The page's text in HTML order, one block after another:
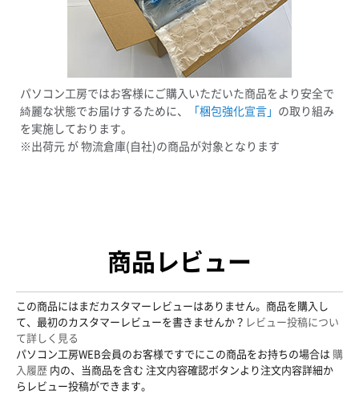
パソコン工房ではお客様にご購入いただいた商品をより安全で
綺麗な状態でお届けするために、
「梱包強化宣言」 の取り組み
を実施しております。
※出荷元 が 物流倉庫(自社)の商品が対象となります
商品レビュー
この商品にはまだカスタマーレビューはありません。商品を購入し
て、最初のカスタマーレビューを書きませんか？ レビュー投稿につい
て詳しく見る
パソコン工房WEB会員のお客様ですでにこの商品をお持ちの場合は 購
入履歴 内の、当商品を含む 注文内容確認ボタンより注文内容詳細か
らレビュー投稿ができます。